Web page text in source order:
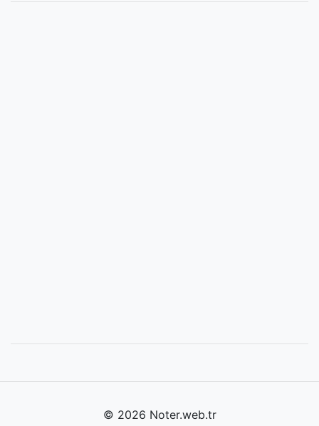
© 2026 Noter.web.tr